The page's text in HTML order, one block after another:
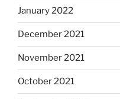
January 2022
December 2021
November 2021
October 2021